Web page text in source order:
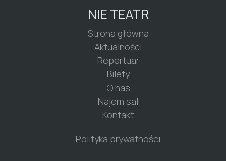
NIE TEATR
Strona główna
Aktualności
Repertuar
Bilety
O nas
Najem sal
Kontakt
Polityka prywatności